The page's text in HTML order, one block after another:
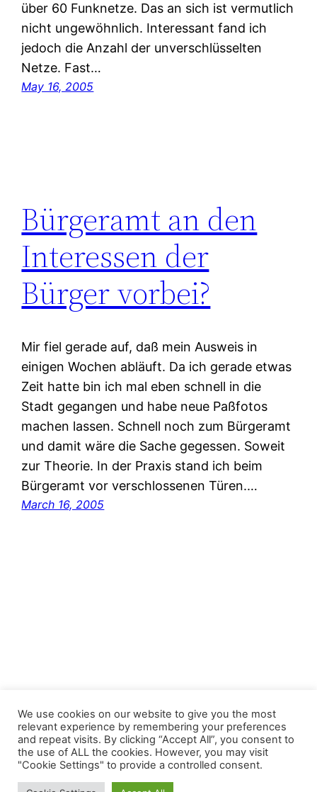
über 60 Funknetze. Das an sich ist vermutlich
nicht ungewöhnlich. Interessant fand ich
jedoch die Anzahl der unverschlüsselten
Netze. Fast…
May 16, 2005
Bürgeramt an den
Interessen der
Bürger vorbei?
Mir fiel gerade auf, daß mein Ausweis in
einigen Wochen abläuft. Da ich gerade etwas
Zeit hatte bin ich mal eben schnell in die
Stadt gegangen und habe neue Paßfotos
machen lassen. Schnell noch zum Bürgeramt
und damit wäre die Sache gegessen. Soweit
zur Theorie. In der Praxis stand ich beim
Bürgeramt vor verschlossenen Türen.…
March 16, 2005
FastJacks Paralleluniversum
Proudly powered byWordPress
We use cookies on our website to give you the most
relevant experience by remembering your preferences
and repeat visits. By clicking “Accept All”, you consent to
the use of ALL the cookies. However, you may visit
"Cookie Settings" to provide a controlled consent.